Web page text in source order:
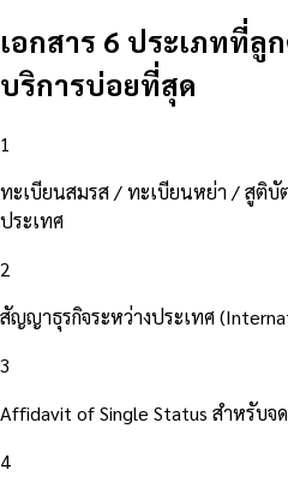
เอกสาร 6 ประเภทที่ลู
บริการบ่อยที่สุด
1
ทะเบียนสมรส / ทะเบียนหย่า / สูติบั
ประเทศ
2
สัญญาธุรกิจระหว่างประเทศ
3
Affidavit of Single Status สำหรับจ
4